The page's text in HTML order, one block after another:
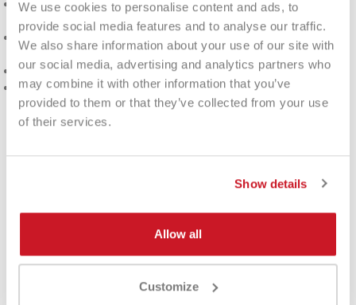
We use cookies to personalise content and ads, to
provide social media features and to analyse our traffic.
We also share information about your use of our site with
our social media, advertising and analytics partners who
may combine it with other information that you’ve
provided to them or that they’ve collected from your use
of their services.
Show details
Allow all
Customize
Borracha EVA macia: conforto e absorção de vibração, ideal
para evitar desconforto nos braços.
Fibra de vidro nas faces: melhora a flexibilidade e o toque
em cada tacada.
Quadro de carbono: resistência superior e longa vida útil.
Faz parte dacoleção Babolat 2025.
Para quem é indicado o Babolat
iniciantese
técnica com uma raquetefácil de manusear, durável e
confortável. Ideal para quem buscacontrole e estabilidade
mundo do padel com confiança.